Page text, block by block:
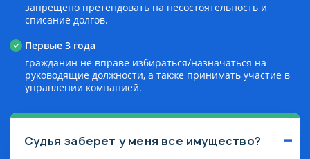
запрещено претендовать на несостоятельность и
списание долгов.
Первые 3 года
гражданин не вправе избираться/назначаться на
руководящие должности, а также принимать участие в
управлении компанией.
Судья заберет у меня все имущество?